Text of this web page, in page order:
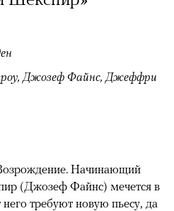
Джозеф Файнс, Джеффри
Начинающий
(Джозеф Файнс) мечется в
него требуют новую пьесу, да